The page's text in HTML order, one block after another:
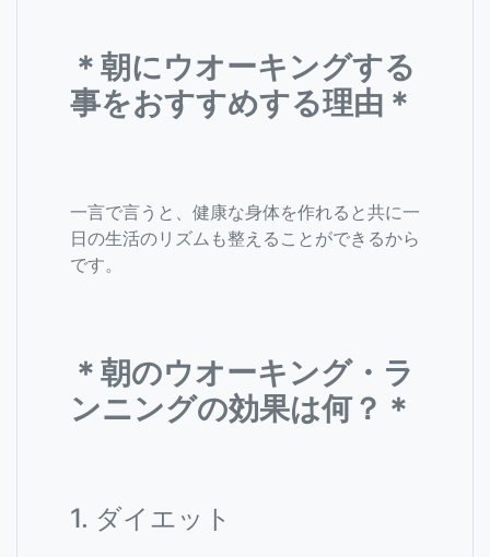
＊朝にウオーキングする
事をおすすめする理由＊
一言で言うと、健康な身体を作れると共に一
日の生活のリズムも整えることができるから
です。
＊朝のウオーキング・ラ
ンニングの効果は何？＊
1. ダイエット